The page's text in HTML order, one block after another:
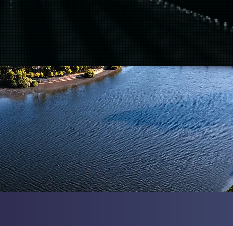
infraestrutura e capacitação para atender à crescente